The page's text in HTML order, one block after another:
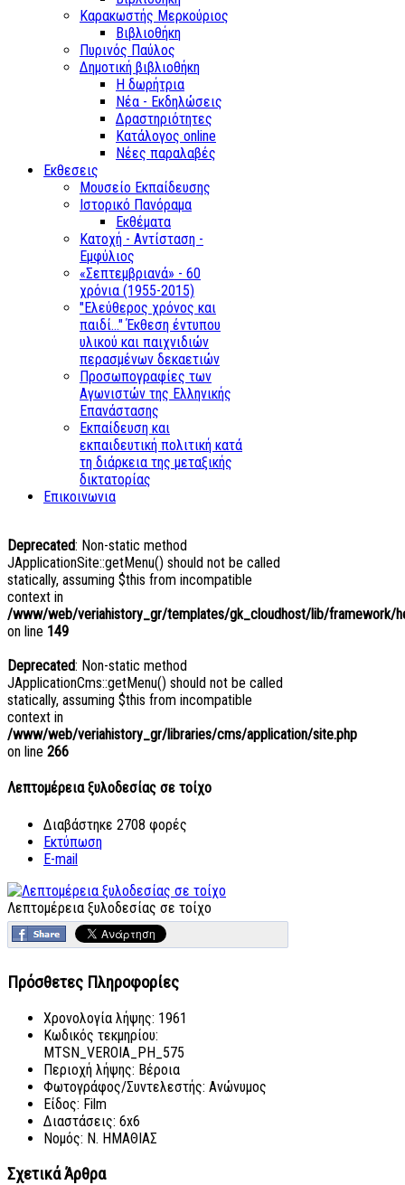
Καρακωστής Μερκούριος
Βιβλιοθήκη
Πυρινός Παύλος
Δημοτική βιβλιοθήκη
Η δωρήτρια
Νέα - Εκδηλώσεις
Δραστηριότητες
Κατάλογος online
Νέες παραλαβές
Εκθεσεις
Μουσείο Εκπαίδευσης
Ιστορικό Πανόραμα
Εκθέματα
Κατοχή - Αντίσταση -
Εμφύλιος
«Σεπτεμβριανά» - 60
χρόνια (1955-2015)
"Ελεύθερος χρόνος και
παιδί..." Έκθεση έντυπου
υλικού και παιχνιδιών
περασμένων δεκαετιών
Προσωπογραφίες των
Αγωνιστών της Ελληνικής
Επανάστασης
Εκπαίδευση και
εκπαιδευτική πολιτική κατά
τη διάρκεια της μεταξικής
δικτατορίας
Επικοινωνια
Deprecated: Non-static method
JApplicationSite::getMenu() should not be called
statically, assuming $this from incompatible
context in
/www/web/veriahistory_gr/templates/gk_cloudhost/lib/framework/
on line 149
Deprecated: Non-static method
JApplicationCms::getMenu() should not be called
statically, assuming $this from incompatible
context in
/www/web/veriahistory_gr/libraries/cms/application/site.php
on line 266
Λεπτομέρεια ξυλοδεσίας σε τοίχο
Διαβάστηκε 2708 φορές
Εκτύπωση
E-mail
Λεπτομέρεια ξυλοδεσίας σε τοίχο
Πρόσθετες Πληροφορίες
Χρονολογία λήψης: 1961
Κωδικός τεκμηρίου:
MTSN_VEROIA_PH_575
Περιοχή λήψης: Βέροια
Φωτογράφος/Συντελεστής: Ανώνυμος
Είδος: Film
Διαστάσεις: 6x6
Νομός: Ν. ΗΜΑΘΙΑΣ
Σχετικά Άρθρα